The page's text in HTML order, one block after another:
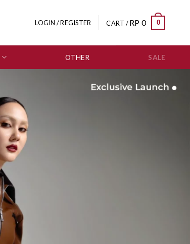
LOGIN / REGISTER CART /RP 0 0
OTHER SALE